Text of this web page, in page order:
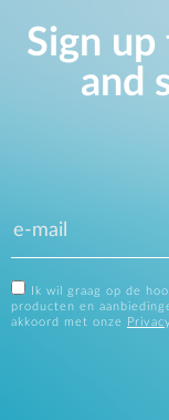
Sign
and
Ik wil graag op de
producten en
akkoord met onze